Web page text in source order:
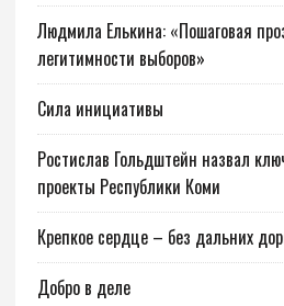
Людмила Елькина: «Пошаговая
легитимности выборов»
Сила инициативы
Ростислав Гольдштейн назвал
проекты Республики Коми
Крепкое сердце – без дальних
Добро в деле